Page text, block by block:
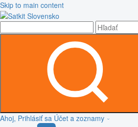
Skip to main content
Ahoj, Prihlásiť sa Účet a zoznamy